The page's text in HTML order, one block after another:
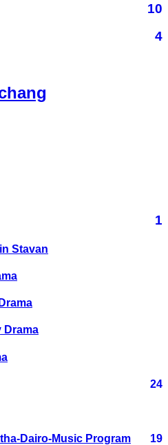
10
4
1
Stavan
Drama
24
Dairo-Music Program 19